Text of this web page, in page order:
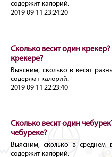
содержит калорий.
2019-09-11 23:24:20
Сколько весит один
крекере?
Выясним, сколько в весят
содержат калорий.
2019-09-11 22:23:40
Сколько весит один
чебуреке?
Выясним, сколько в среднем
содержит калорий.